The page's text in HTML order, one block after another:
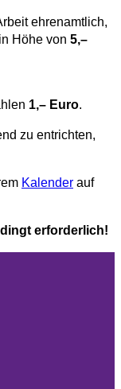
ehrenamtlich,
Höhe von 5,–
1,– Euro.
zu entrichten,
Kalender auf
erforderlich!